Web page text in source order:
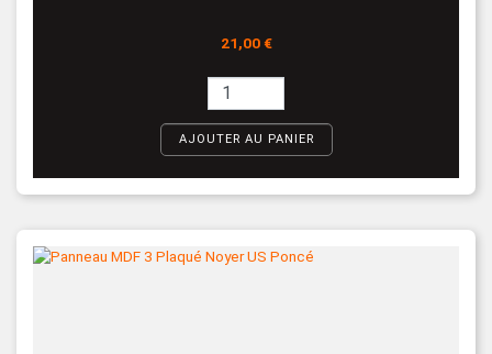
Prix
21,00 €
AJOUTER AU PANIER